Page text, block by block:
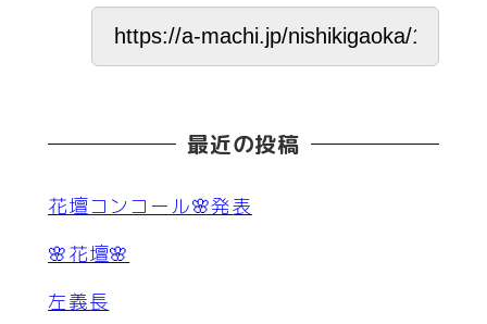
最近の投稿
花壇コンコール🌸発表
🌸花壇🌸
左義長